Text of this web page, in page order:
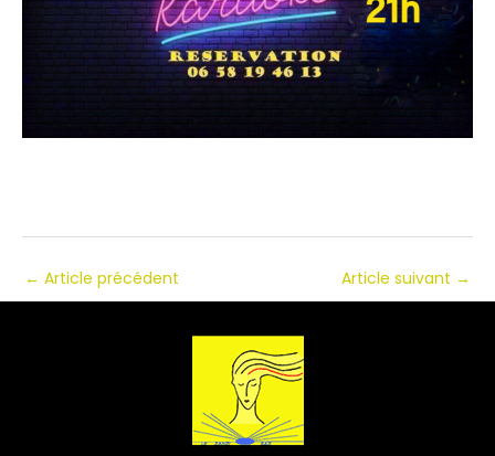
← Article précédent Article suivant →